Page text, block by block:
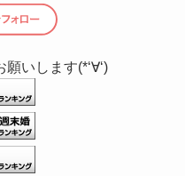
いします(*‘∀‘)